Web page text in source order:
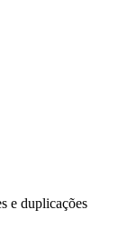
e duplicações